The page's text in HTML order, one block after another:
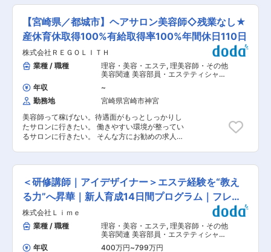
にキーワード調査、コンテンツ作成、内部リンク
の改善を行う。 ※今後は ・競合との違いを明確化
し、自社ブランドの価値を顧客に印象づけるため
の戦略立案 ・新商品のコンセプト立案、ターゲッ
ト市場の特定、デザインや価格設定の調整 等の上
流もお任せします！ ■ポジションの魅力： ◎即戦
力としての採用 若手メンバーが多いからこそ、中
途採用の方を事業責任者や重要な意思決定を行う
ポジションに配属したいと考えております。 ◎縛
りのない自由な社風 「当社ではこれをやってはい
けない」という明確な規定や制限はありません。
髪型・髪色・服装も自由な環境です。入社後は成
績次第で他社では長いキャリアが必要なポジショ
能です。 ◎若手が育ちやすい環境 20代前半の若
手だらけの会社だからこそ、全員が責任感を持っ
多いため、中途入社の方の知見やノウハウを最大
限に発揮できる環境です。 変更の範囲：会社の定
める業務
専門クリニックにて、受付カウンセラーとしてお
客様へのカウンセリング業務をお任せします。 ＜
業務の流れ＞ ・お客様来院(※完全予約制） ・美
容カウンセラーがお客様の悩みをヒアリング ・契
約書類・内容確認 ・カウンセリング情報をカルテ
に入力 ・ドクターへの引き継ぎ ※ノルマはなし／
頑張った分だけインセンティブに反映◎平均月15
万 ■クリニックについて ＊医学的に認められて
いる痩身クリニックだから信頼されています＊ 先
進的な医療機器・薬を利用した痩身術や管理栄養
士監修の食事指導などで【3ヵ月で-16kg】を目
指すという短期集中医療ダイエットプログラムを
ご提供しています。 食事制限、辛い運動など「ダ
イエットには我慢がつきもの」という従来の常識
を覆し、「医療の力」で痩身美容を実現します。
■求人の魅力： ◎完全予約制のため残業ほぼな
提案なので、じっくり話を聞いてもらうことがで
き、入会提案がしやすい点がポイント。また「受
付」「カウンセラー」は別職種としているので、
カウンセリングに専念できます。 ◎未経験からで
も安心の研修体制 約2ヶ月間の導入研修からスタ
ート！医療美容の基礎知識の研修はもちろん、接
客マナーなど基本から学べる環境が整っていま
す。 実際に当院のスタッフの9割以上が異業界出
【宮崎県／都城市】ヘアサロン美容師◇残業なし★
産休育休取得100%有給取得率100%年間休日110日
株式会社ＲＥＧＯＬＩＴＨ
業種 / 職種
理容・美容・エステ, 理美容師・その他
美容関連 美容部員・エステティシャ
年収
~
勤務地
宮崎県宮崎市神宮
美容師って稼げない。待遇面がもっとしっかりし
たサロンに行きたい。 働きやすい環境が整ってい
るサロンに行きたい。 そんな方にお勧めの求人で
万円 ＜3年目月収例:74万円＞月給25万円＋指名
30万円＋フリー3万円＋特別インセン16万 基本給
とは別に歩合が合算されます10〜30％ 例)給与実
績・社員の方： 月収 515,269円〜773,558円 ラン
キングにて毎月MVPへ報奨金あり ■仕事内容 ・
ヘアサロンでのスタイリスト・アシスタント業務
をお任せします。 他サロンからの転職者が多い弊
社、常識にとらわれることなく、自由に働けま
す。 ■組織構成 20代〜40代の社員が幅広く在籍
＜研修講師｜アイデザイナー＞エステ経験を“教え
る力”へ昇華｜新人育成14日間プログラム｜フレッ
クス有
株式会社Ｌｉｍｅ
業種 / 職種
理容・美容・エステ, 理美容師・その他
美容関連 美容部員・エステティシャ
ン・マッサージ
年収 400万円~799万円